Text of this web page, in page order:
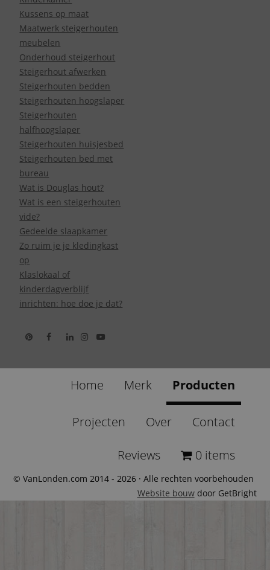
Kussens op maat
Maatwerk steigerhouten
meubelen
Onderhoud steigerhout
Steigerhout afwerken
Steigerhouten bedden
Steigerhouten hoogslaper
Steigerhouten
halfhoogslaper
Steigerhouten huisjesbed
Steigerhouten bed met
bureau
Wat is Douglas hout?
Wat is een steigerhouten
vide?
Gedeelde slaapkamer
Zo ruim je je kledingkast
op
Klaslokaal of
kinderdagverblijf
inrichten: hoe doe je dat?
Home Merk Producten
Projecten Over Contact
Reviews 0 items
© VanLonden.com 2014 - 2026 · Alle rechten voorbehouden
Website bouwdoor GetBright